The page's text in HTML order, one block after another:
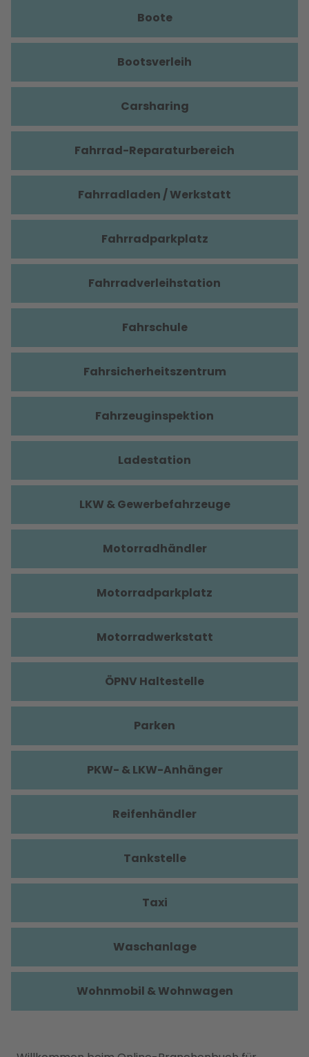
Boote
Bootsverleih
Carsharing
Fahrrad-Reparaturbereich
Fahrradladen / Werkstatt
Fahrradparkplatz
Fahrradverleihstation
Fahrschule
Fahrsicherheitszentrum
Fahrzeuginspektion
Ladestation
LKW & Gewerbefahrzeuge
Motorradhändler
Motorradparkplatz
Motorradwerkstatt
ÖPNV Haltestelle
Parken
PKW- & LKW-Anhänger
Reifenhändler
Tankstelle
Taxi
Waschanlage
Wohnmobil & Wohnwagen